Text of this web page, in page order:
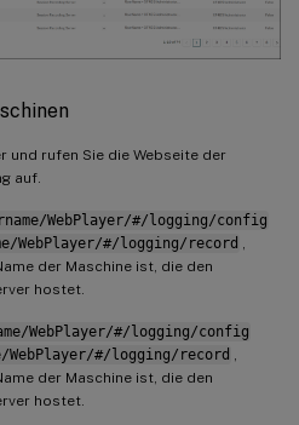
und rufen Sie die Webseite der
auf.
WebPlayer/#/logging/config
WebPlayer/#/logging/record ,
der Maschine ist, die den
hostet.
WebPlayer/#/logging/config
#/logging/record ,
der Maschine ist, die den
hostet.